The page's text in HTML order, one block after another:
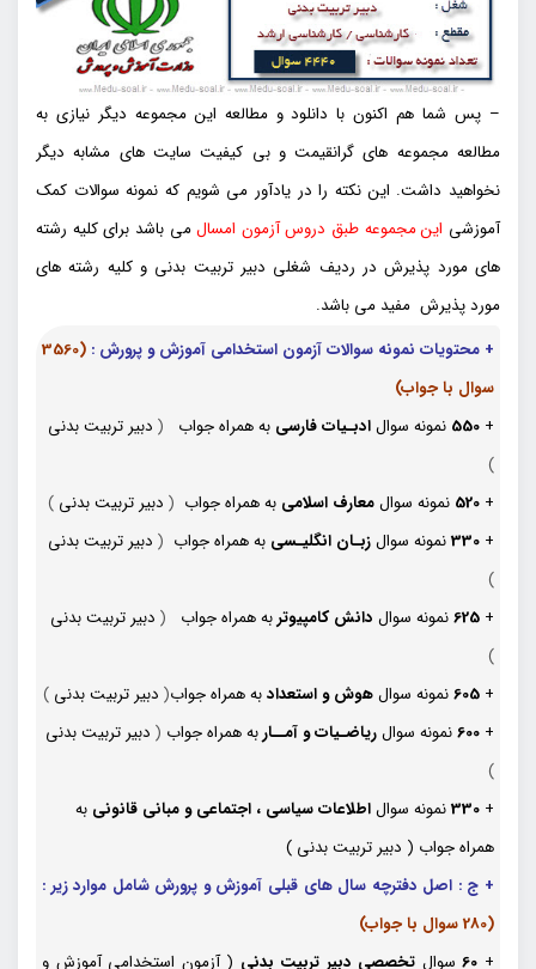
– پس شما هم اکنون با دانلود و مطالعه این مجموعه دیگر نیازی به
مطالعه مجموعه های گرانقیمت و بی کیفیت سایت های مشابه دیگر
نخواهید داشت. این نکته را در یادآور می شویم که نمونه سوالات کمک
آموزشی این مجموعه طبق دروس آزمون امسالمی باشد برای کلیه رشته
های مورد پذیرش در ردیف شغلی دبیر تربیت بدنی و کلیه رشته های
مورد پذیرش مفید می باشد.
+ محتویات نمونه سوالات آزمون استخدامی آموزش و پرورش :
(3560
سوال با جواب)
+
550 نمونه سوالادبـیات فارسی به همراه جواب ( دبیر تربیت بدنی
)
+
520 نمونه سوالمعارف اسلامی به همراه جواب ( دبیر تربیت بدنی )
+
330نمونه سوالزبـان انگلیـسی به همراه جواب ( دبیر تربیت بدنی
)
+
625نمونه سوال دانش کامپیوتربه همراه جواب ( دبیر تربیت بدنی
)
+
605نمونه سوالهوش و استعدادبه همراه جواب( دبیر تربیت بدنی )
+
600نمونه سوالریاضـیات و آمــاربه همراه جواب ( دبیر تربیت بدنی
)
+
330نمونه سوالاطلاعات سیاسی ، اجتماعی و مبانی قانونی به
همراه جواب ( دبیر تربیت بدنی )
+ ج : اصل دفترچه سال های قبلی آموزش و پرورش شامل موارد زیر :
(280 سوال با جواب)
+
60 سوال تخصصی دبیر تربیت بدنی ( آزمون استخدامی آموزش و